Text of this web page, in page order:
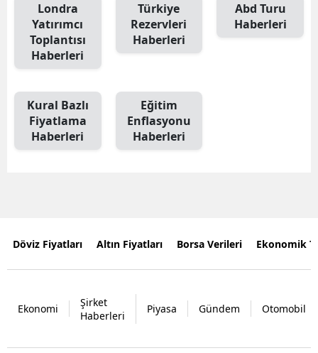
Londra
Yatırımcı
Toplantısı
Haberleri
Türkiye
Rezervleri
Haberleri
Abd Turu
Haberleri
Kural Bazlı
Fiyatlama
Haberleri
Eğitim
Enflasyonu
Haberleri
Döviz Fiyatları Altın Fiyatları Borsa Verileri Ekonomik
Ekonomi
Şirket
Haberleri
Piyasa Gündem Otomobil